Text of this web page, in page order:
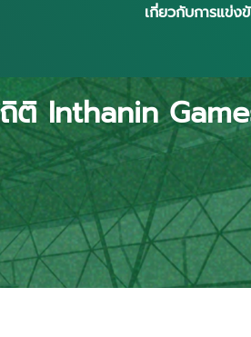
เกี่ยวกับการแข่ง
ติ Inthanin